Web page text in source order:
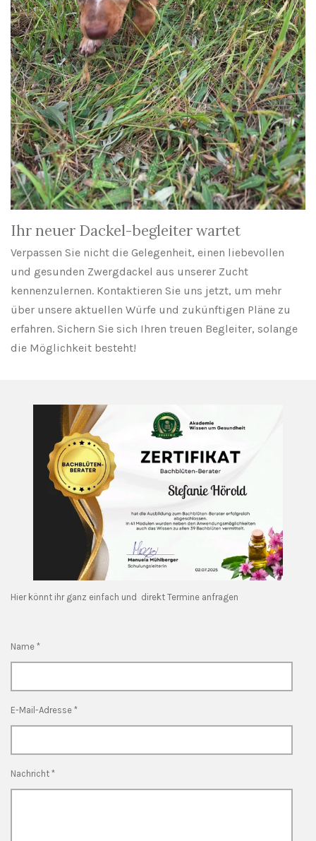
Ihr neuer Dackel-begleiter wartet
Verpassen Sie nicht die Gelegenheit, einen liebevollen
und gesunden Zwergdackel aus unserer Zucht
kennenzulernen. Kontaktieren Sie uns jetzt, um mehr
über unsere aktuellen Würfe und zukünftigen Pläne zu
erfahren. Sichern Sie sich Ihren treuen Begleiter, solange
die Möglichkeit besteht!
Hier könnt ihr ganz einfach und direkt Termine anfragen
Name *
E-Mail-Adresse *
Nachricht *